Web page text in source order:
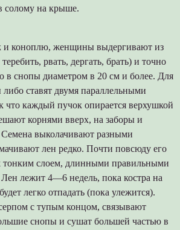
солому на крыше.
и коноплю, женщины выдергивают из
рвать, дергать, брать) и точно
в снопы диаметром в 20 см и более. Для
ставят двумя параллельными
что каждый пучок опирается верхушкой
корнями вверх, на заборы и
выколачивают разными
лен редко. Почти повсюду его
тонким слоем, длинными правильными
Лен лежит 4—6 недель, пока костра на
легко отпадать (пока улежится).
с тупым концом, связывают
снопы и сушат большей частью в